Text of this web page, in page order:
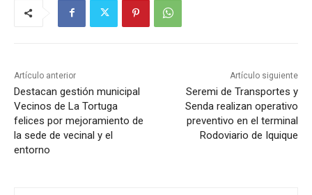
Artículo anterior
Destacan gestión municipal
Vecinos de La Tortuga
felices por mejoramiento de
la sede de vecinal y el
entorno
Artículo siguiente
Seremi de Transportes y
Senda realizan operativo
preventivo en el terminal
Rodoviario de Iquique